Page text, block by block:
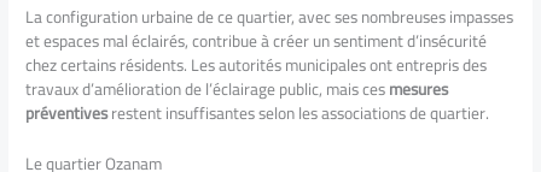
La configuration urbaine de ce quartier, avec ses nombreuses impasses
et espaces mal éclairés, contribue à créer un sentiment d’insécurité
chez certains résidents. Les autorités municipales ont entrepris des
travaux d’amélioration de l’éclairage public, mais cesmesures
préventivesrestent insuffisantes selon les associations de quartier.
Le quartier Ozanam